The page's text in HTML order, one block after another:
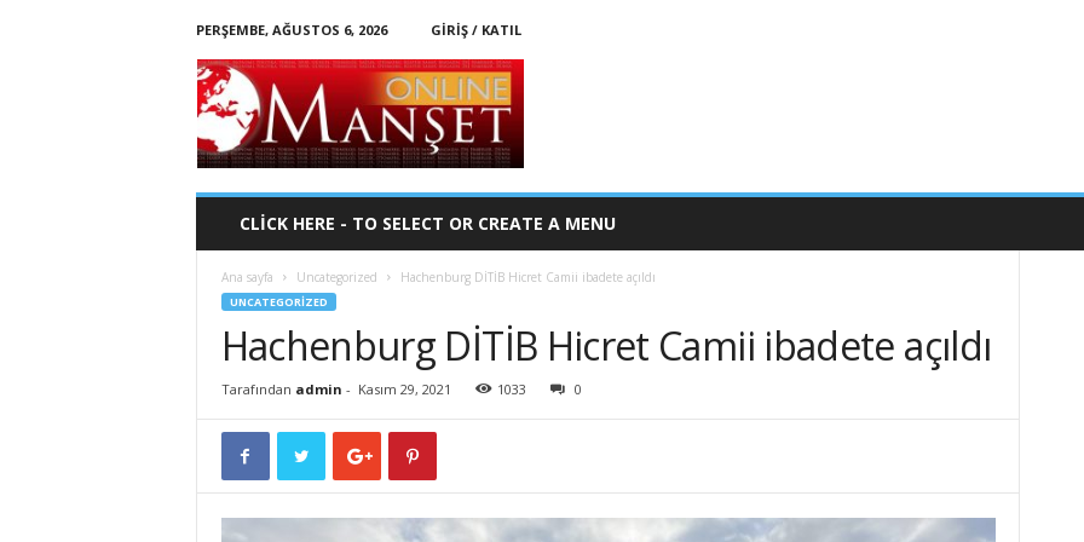
PERŞEMBE, AĞUSTOS 6, 2026
GIRIŞ / KATIL
O
n
i
n
CLICK HERE - TO SELECT OR CREATE A MENU
Ana sayfa Uncategorized Hachenburg DİTİB Hicret Camii ibadete açıldı
UNCATEGORIZED
Hachenburg DİTİB Hicret Camii ibadete açıldı
Tarafından admin - Kasım 29, 2021 1033 0